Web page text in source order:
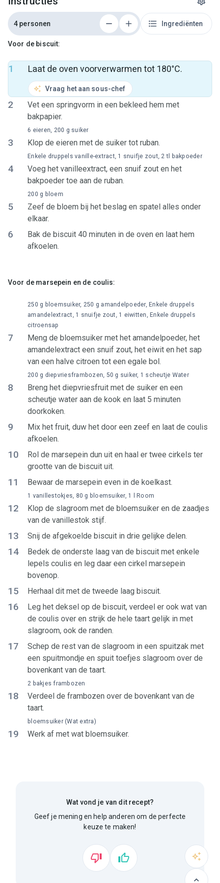
4 personen Ingrediënten
Voor de biscuit:
1 Laat de oven voorverwarmen tot 180°C.
Vraag het aan sous-chef
2
Vet een springvorm in een bekleed hem met
bakpapier.
3 Klop de eieren met de suiker tot ruban.
6 eieren, 200 g suiker
4
Voeg het vanilleextract, een snuif zout en het
bakpoeder toe aan de ruban.
Enkele druppels vanille-extract, 1 snuifje zout, 2 tl bakpoeder
5
Zeef de bloem bij het beslag en spatel alles onder
elkaar.
200 g bloem
6
Bak de biscuit 40 minuten in de oven en laat hem
afkoelen.
Voor de marsepein en de coulis:
7
Meng de bloemsuiker met het amandelpoeder, het
amandelextract een snuif zout, het eiwit en het sap
van een halve citroen tot een egale bol.
250 g bloemsuiker, 250 g amandelpoeder, Enkele druppels
amandelextract, 1 snuifje zout, 1 eiwitten, Enkele druppels
citroensap
8
Breng het diepvriesfruit met de suiker en een
scheutje water aan de kook en laat 5 minuten
doorkoken.
200 g diepvriesframbozen, 50 g suiker, 1 scheutje Water
9
Mix het fruit, duw het door een zeef en laat de coulis
afkoelen.
10
Rol de marsepein dun uit en haal er twee cirkels ter
grootte van de biscuit uit.
11 Bewaar de marsepein even in de koelkast.
12
Klop de slagroom met de bloemsuiker en de zaadjes
van de vanillestok stijf.
1 vanillestokjes, 80 g bloemsuiker, 1 l Room
13 Snij de afgekoelde biscuit in drie gelijke delen.
14
Bedek de onderste laag van de biscuit met enkele
lepels coulis en leg daar een cirkel marsepein
bovenop.
15 Herhaal dit met de tweede laag biscuit.
16
Leg het deksel op de biscuit, verdeel er ook wat van
de coulis over en strijk de hele taart gelijk in met
slagroom, ook de randen.
17
Schep de rest van de slagroom in een spuitzak met
een spuitmondje en spuit toefjes slagroom over de
bovenkant van de taart.
18
Verdeel de frambozen over de bovenkant van de
taart.
2 bakjes frambozen
19 Werk af met wat bloemsuiker.
bloemsuiker (Wat extra)
Wat vond je van dit recept?
Geef je mening en help anderen om de perfecte
keuze te maken!